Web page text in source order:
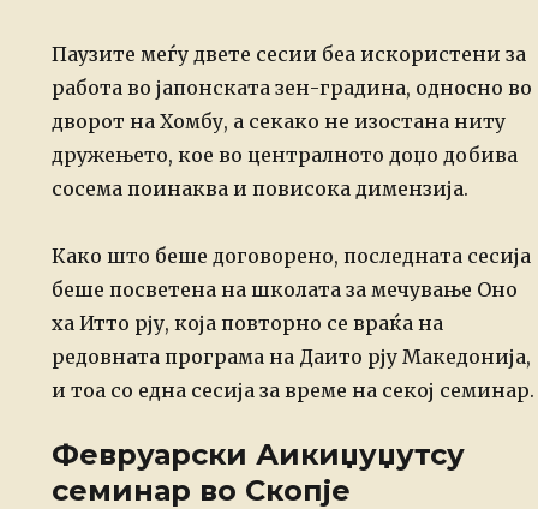
Паузите меѓу двете сесии беа искористени за
работа во јапонската зен-градина, односно во
дворот на Хомбу, а секако не изостана ниту
дружењето, кое во централното доџо добива
сосема поинаква и повисока димензија.
Како што беше договорено, последната сесија
беше посветена на школата за мечување Оно
ха Итто рју, која повторно се враќа на
редовната програма на Даито рју Македонија,
и тоа со една сесија за време на секој семинар.
Февруарски Аикиџуџутсу
семинар во Скопје